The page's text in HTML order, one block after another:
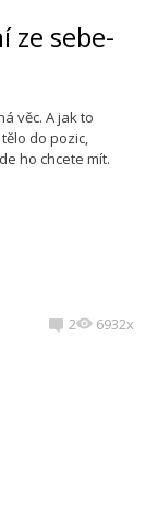
ze sebe-
věc. A jak to
do pozic,
ho chcete mít.
2 6932x